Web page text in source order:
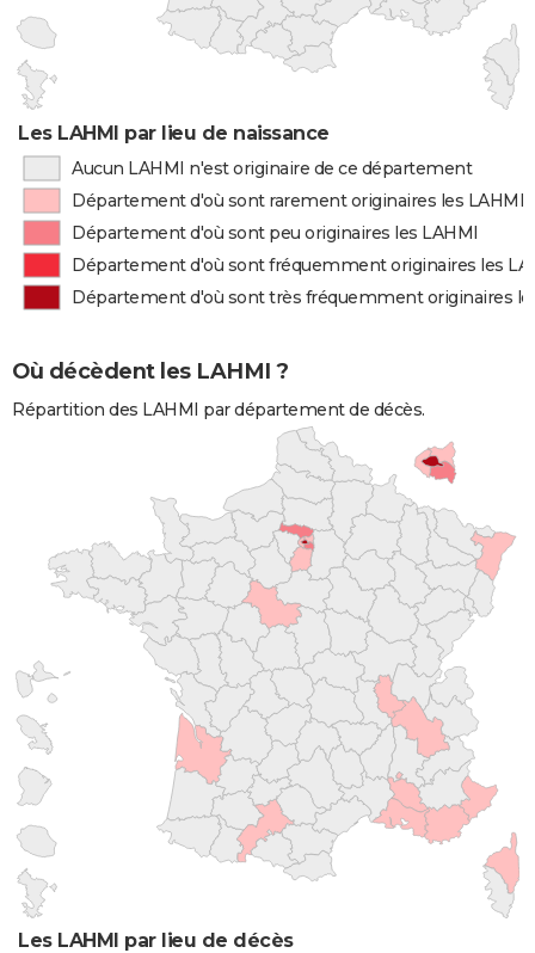
Les LAHMI par lieu de naissance
Aucun LAHMI n'est originaire de ce département
Département d'où sont rarement originaires les LAHMI
Département d'où sont peu originaires les LAHMI
Département d'où sont fréquemment originaires les
Département d'où sont très fréquemment originaires
Où décèdent les LAHMI ?
Répartition des LAHMI par département de décès.
Les LAHMI par lieu de décès